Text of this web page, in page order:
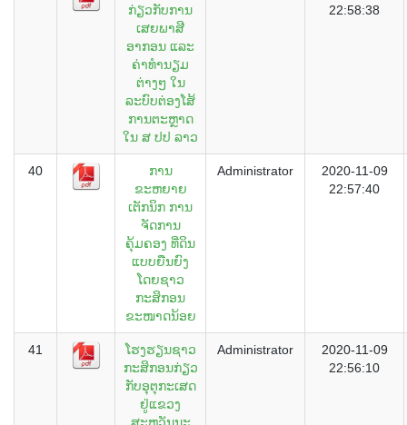
ກ່ຽວກັບການ
ເສຍພາສີ
ອາກອນ ແລະ
ຄ່າທໍານຽມ
ຕ່າງໆ ໃນ
ລະບົບຕ່ອງໂສ້
ການຕະຫຼາດ
ໃນ ສ ປປ ລາວ
22:58:38
40
ການ
ຂະຫຍາຍ
ເຕັກນິກ ການ
ຈັດການ
ຄຸ້ມຄອງ ທີ່ດິນ
ແບບຍືນຍົງ
ໂດຍຊາວ
ກະສິກອນ
ຂະໜາດນ້ອຍ
Administrator
2020-11-09
22:57:40
41
ໂຮງຮຽນຊາວ
ກະສິກອນກ່ຽວ
ກັບອຸຕຸກະເສດ
ຢູ່ແຂວງ
ສະຫວັນນະ
Administrator
2020-11-09
22:56:10